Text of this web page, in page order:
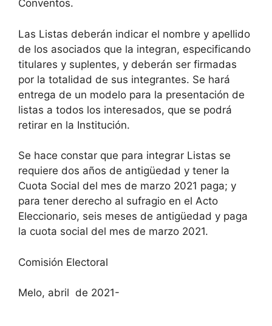
Conventos.
Las Listas deberán indicar el nombre y apellido
de los asociados que la integran, especificando
titulares y suplentes, y deberán ser firmadas
por la totalidad de sus integrantes. Se hará
entrega de un modelo para la presentación de
listas a todos los interesados, que se podrá
retirar en la Institución.
Se hace constar que para integrar Listas se
requiere dos años de antigüedad y tener la
Cuota Social del mes de marzo 2021 paga; y
para tener derecho al sufragio en el Acto
Eleccionario, seis meses de antigüedad y paga
la cuota social del mes de marzo 2021.
Comisión Electoral
Melo, abril de 2021-